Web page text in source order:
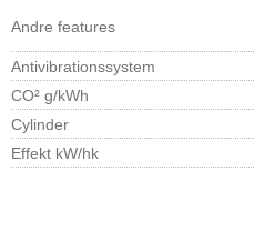
Andre features
Antivibrationssystem
CO² g/kWh
Cylinder
Effekt kW/hk